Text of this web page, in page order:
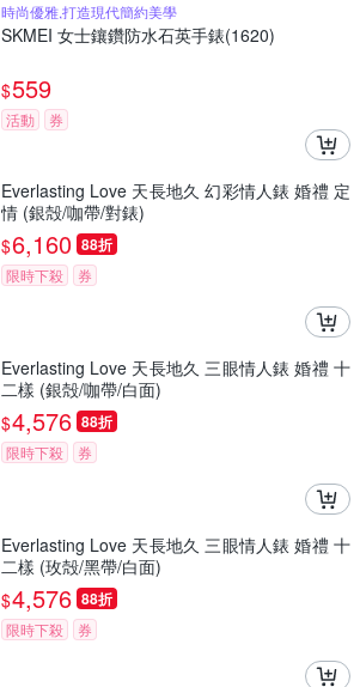
時尚優雅,打造現代簡約美學
SKMEI 女士鑲鑽防水石英手錶(1620)
$559
活動 券
Everlasting Love 天長地久 幻彩情人錶 婚禮 定
情 (銀殻/咖帶/對錶)
$6,160 88折
限時下殺 券
Everlasting Love 天長地久 三眼情人錶 婚禮 十
二樣 (銀殻/咖帶/白面)
$4,576 88折
限時下殺 券
Everlasting Love 天長地久 三眼情人錶 婚禮 十
二樣 (玫殻/黑帶/白面)
$4,576 88折
限時下殺 券